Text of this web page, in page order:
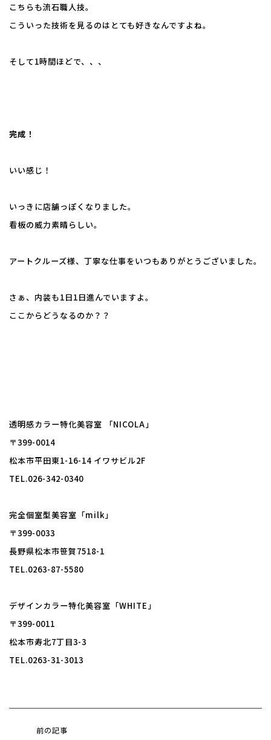
こちらも流石職人技。
こういった技術を見るのはとても好きなんですよね。
そして1時間ほどで、、、
完成！
いい感じ！
いっきに店舗っぽくなりました。
看板の威力素晴らしい。
アートクルーズ様、丁寧な仕事をいつもありがとうございました。
さぁ、内装も1日1日進んでいますよ。
ここからどうなるのか？？
透明感カラー特化美容室 「NICOLA」
〒399-0014
松本市平田東1-16-14 イワサビル2F
TEL.026-342-0340
完全個室型美容室「milk」
〒399-0033
長野県松本市笹賀7518-1
TEL.0263-87-5580
デザインカラー特化美容室「WHITE」
〒399-0011
松本市寿北7丁目3-3
TEL.0263-31-3013
前の記事